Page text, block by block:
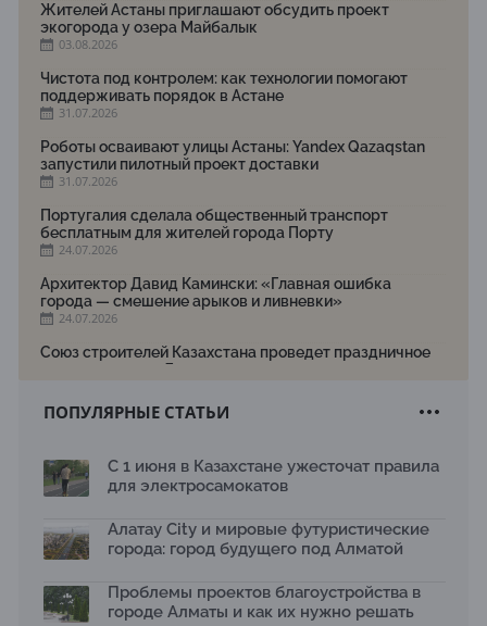
Жителей Астаны приглашают обсудить проект
экогорода у озера Майбалык
03.08.2026
Чистота под контролем: как технологии помогают
поддерживать порядок в Астане
31.07.2026
Роботы осваивают улицы Астаны: Yandex Qazaqstan
запустили пилотный проект доставки
31.07.2026
Португалия сделала общественный транспорт
бесплатным для жителей города Порту
24.07.2026
Архитектор Давид Камински: «Главная ошибка
города — смешение арыков и ливневки»
24.07.2026
Союз строителей Казахстана проведет праздничное
мероприятие ко Дню строителя
Новый Строительный кодекс: что изменилось для
Бауыржана Байбахтиева
17.07.2026
рободоставки в Астане
15.07.2026
2026 принимает заявки до 31 июля
13.07.2026
ПОПУЛЯРНЫЕ СТАТЬИ
С 1 июня в Казахстане ужесточат правила
для электросамокатов
Алатау City и мировые футуристические
города: город будущего под Алматой
Проблемы проектов благоустройства в
городе Алматы и как их нужно решать